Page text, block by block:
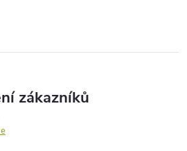
zákazníků